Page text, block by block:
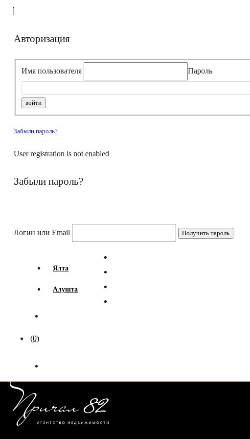
Авторизация
Имя пользователя Пароль
Забыли пароль?
User registration is not enabled
Забыли пароль?
Логин или Email
Ялта
Алушта
(0)